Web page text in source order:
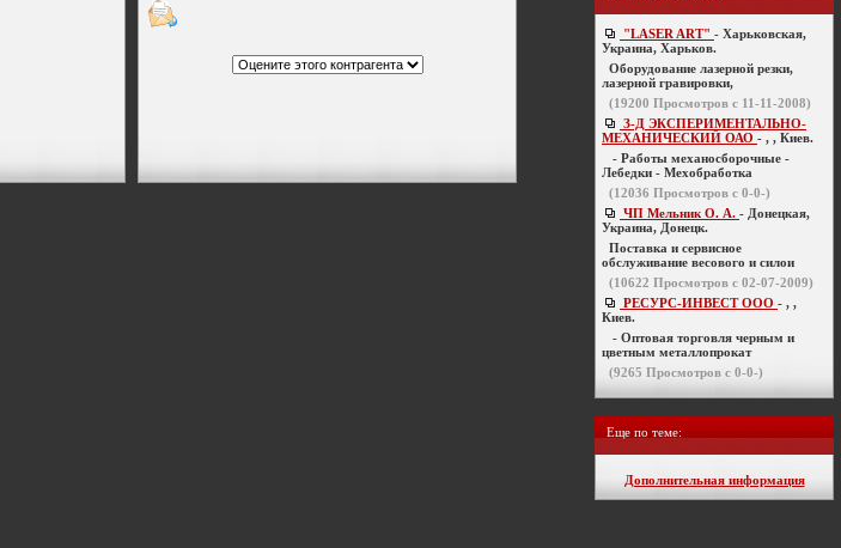
"LASER ART" - Харьковская,
Украина, Харьков.
Оборудование лазерной резки,
лазерной гравировки,
(19200 Просмотров с 11-11-2008)
З-Д ЭКСПЕРИМЕНТАЛЬНО-
МЕХАНИЧЕСКИЙ ОАО - , , Киев.
- Работы механосборочные -
Лебедки - Мехобработка
(12036 Просмотров с 0-0-)
ЧП Мельник О. А. - Донецкая,
Украина, Донецк.
Поставка и сервисное
обслуживание весового и силои
(10622 Просмотров с 02-07-2009)
РЕСУРС-ИНВЕСТ ООО - , ,
Киев.
- Оптовая торговля черным и
цветным металлопрокат
(9265 Просмотров с 0-0-)
Еще по теме:
Дополнительная информация